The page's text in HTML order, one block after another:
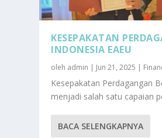
KESEPAKATAN
INDONESIA EAEU
oleh admin | Jun 21, 2025 |
Kesepakatan Perdagangan
menjadi salah satu capaian
BACA SELENGKAPNYA